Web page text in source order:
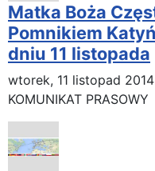
Matka Boża
Pomnikiem
dniu 11 listopada
wtorek, 11 listopad
KOMUNIKAT PRASOWY